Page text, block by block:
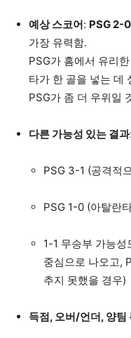
예상 스코어: PSG 2-
가장 유력함.
PSG가 홈에서 유리
타가 한 골을 넣는 데
PSG가 좀 더 우위일
다른 가능성 있는 결과:
PSG 3-1 (공격적
PSG 1-0 (아탈란
1-1 무승부 가능
중심으로 나오고,
추지 못했을 경우)
득점, 오버/언더, 양